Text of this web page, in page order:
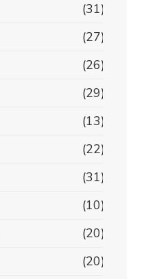
(31)
(27)
(26)
(29)
(13)
(22)
(31)
(10)
(20)
(20)